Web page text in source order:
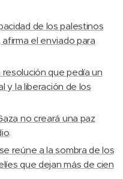
de los palestinos
el enviado para
que pedía un
y la liberación de los
no creará una paz
.
reúne a la sombra de los
que dejan más de cien